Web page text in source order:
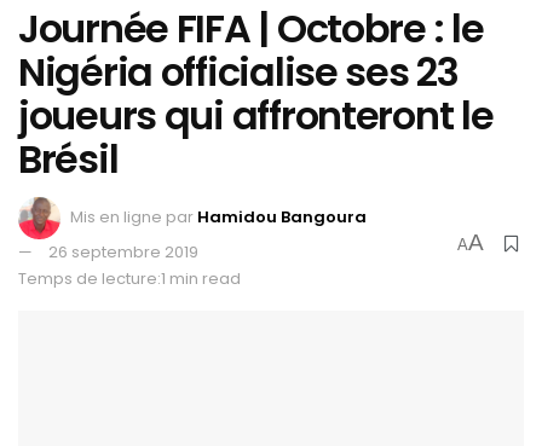
Journée FIFA | Octobre : le
Nigéria officialise ses 23
joueurs qui affronteront le
Brésil
Mis en ligne par Hamidou Bangoura
26 septembre 2019
Temps de lecture:1 min read
AA